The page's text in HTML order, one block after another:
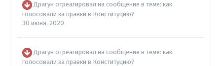
Драгун отреагировал на сообщение в теме: как
голосовали за правки в Конституцию?
30 июня, 2020
Драгун отреагировал на сообщение в теме: как
голосовали за правки в Конституцию?